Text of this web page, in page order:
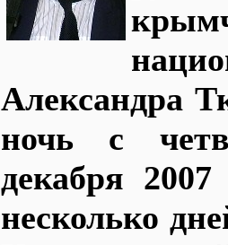
Александра
ночь с
декабря
несколько